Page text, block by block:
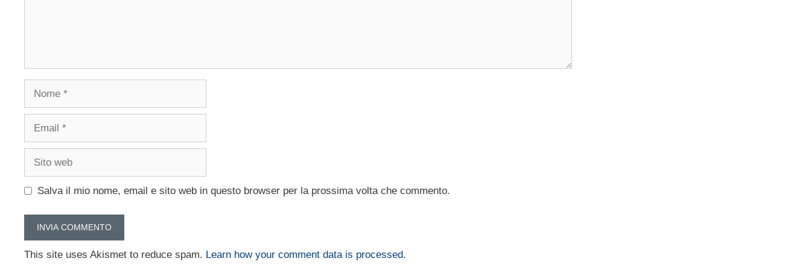
Nome
Email
Sito
Salva il mio nome, email e sito web in questo browser per la prossima volta che commento.
This site uses Akismet to reduce spam. Learn how your comment data is processed.